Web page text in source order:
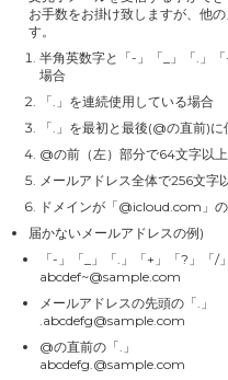
お手数をお掛け致しますが、他
す。
半角英数字と「-」「_」「.」
場合
「.」を連続使用している場合
「.」を最初と最後(@の直前)
@の前（左）部分で64文字以
メールアドレス全体で256文字
ドメインが「@icloud.com」
届かないメールアドレスの例)
「-」「_」「.」「+」「?」「/
abcdef~@sample.com
メールアドレスの先頭の「.」
.abcdefg@sample.com
@の直前の「.」
abcdefg.@sample.com